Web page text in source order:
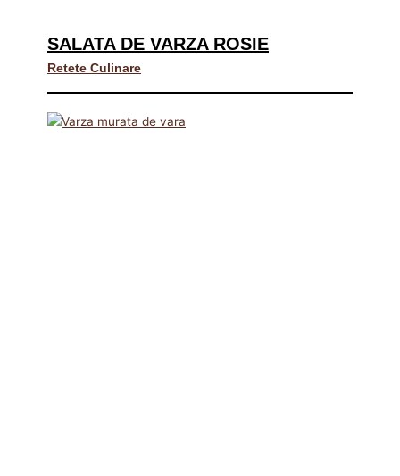
SALATA DE VARZA ROSIE
Retete Culinare